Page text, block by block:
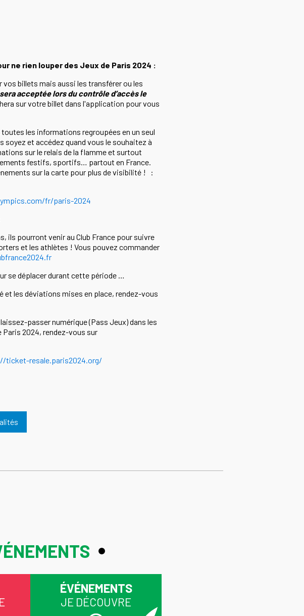
ne rien louper des Jeux de Paris 2024 :
vos billets mais aussi les transférer ou les
acceptée lors du contrôle d’accès le
sur votre billet dans l'application pour vous
les informations regroupées en un seul
et accédez quand vous le souhaitez à
sur le relais de la flamme et surtout
festifs, sportifs… partout en France.
sur la carte pour plus de visibilité ! :
fr/paris-2024
ils pourront venir au Club France pour suivre
et les athlètes ! Vous pouvez commander
se déplacer durant cette période …
les déviations mises en place, rendez-vous
passer numérique (Pass Jeux) dans les
2024, rendez-vous sur
ticket-resale.paris2024.org/
ÉVÉNEMENTS
JE DÉCOUVRE